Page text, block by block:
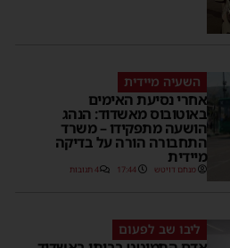
השעיה מיידית
אחרי נסיעת האימים
באוטובוס מאשדוד: הנהג
הושעה מתפקידו – משרד
התחבורה הורה על בדיקה
מיידית
מנחם דויטש 17:44 4 תגובות
ליבו שב לפעום